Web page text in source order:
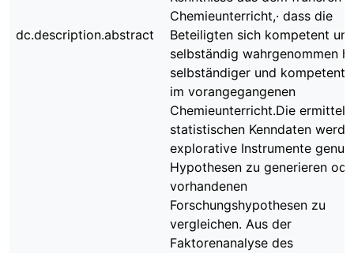
dc.description.abstract
Chemieunterricht,· dass die
Beteiligten sich kompetent
selbständig wahrgenommen
selbständiger und
im vorangegangenen
Chemieunterricht.Die
statistischen Kenndaten
explorative Instrumente
Hypothesen zu generieren
vorhandenen
Forschungshypothesen zu
vergleichen. Aus der
Faktorenanalyse des